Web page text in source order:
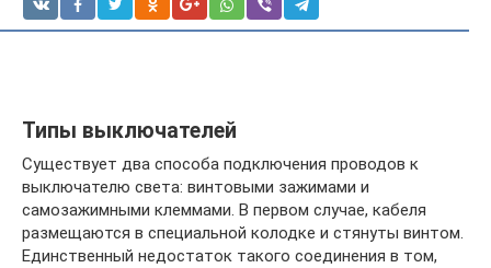
Типы выключателей
Существует два способа подключения проводов к
выключателю света: винтовыми зажимами и
самозажимными клеммами. В первом случае, кабеля
размещаются в специальной колодке и стянуты винтом.
Единственный недостаток такого соединения в том,